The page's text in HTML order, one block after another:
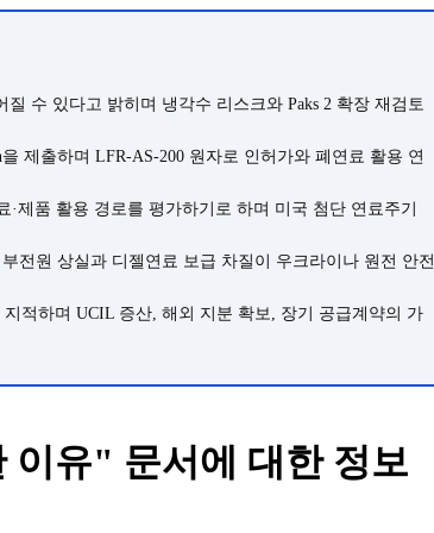
수 있다고 밝히며 냉각수 리스크와 Paks 2 확장 재검토
제출하며 LFR-AS-200 원자로 인허가와 폐연료 활용 연
·제품 활용 경로를 평가하기로 하며 미국 첨단 연료주기
전원 상실과 디젤연료 보급 차질이 우크라이나 원전 안전
적하며 UCIL 증산, 해외 지분 확보, 장기 공급계약의 가
이유" 문서에 대한 정보